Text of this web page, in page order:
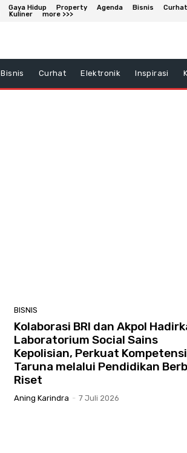
Gaya Hidup Property Agenda Bisnis Curhat
Kuliner more >>>
Bisnis Curhat Elektronik Inspirasi
BISNIS
Kolaborasi BRI dan Akpol
Laboratorium Social Sains
Kepolisian, Perkuat Kompetensi
Taruna melalui Pendidikan
Riset
Aning Karindra - 7 Juli 2026